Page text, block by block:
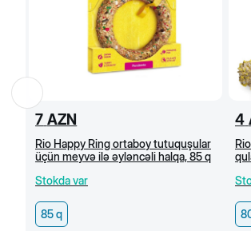
7 AZN
Rio Happy Ring ortaboy tutuquşular
üçün meyvə ilə əyləncəli halqa, 85 q
Stokda var
85 q
4